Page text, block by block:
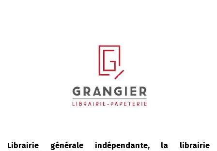
Librairie générale indépendante, la librairie